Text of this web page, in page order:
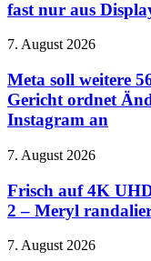
Rächer
Amerika
Notebook
fast
aus
Display
fast nur aus
Meta
weitere
567
Millionen
Dollar
–
ordnet
Änderungen
Facebook
7. August 2026
Meta soll weitere
Gericht ordnet
Instagram an
Frisch
4K
UHD
Blu-
Der
7. August 2026
Frisch auf 4K
2 – Meryl
Squid
7. August 2026